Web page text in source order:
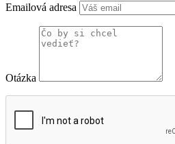
Emailová adresa
Otázka